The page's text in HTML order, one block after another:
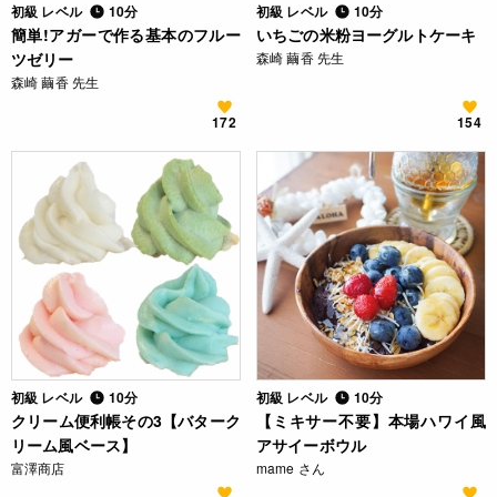
初級 レベル 10分
簡単!アガーで作る基本のフルー
ツゼリー
森崎 繭香 先生
172
初級 レベル 10分
いちごの米粉ヨーグルトケーキ
森崎 繭香 先生
154
初級 レベル 10分
クリーム便利帳その3【バターク
リーム風ベース】
富澤商店
初級 レベル 10分
【ミキサー不要】本場ハワイ風
アサイーボウル
mame さん